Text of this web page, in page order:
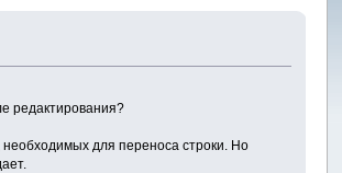
редактирования?
необходимых для переноса строки. Но